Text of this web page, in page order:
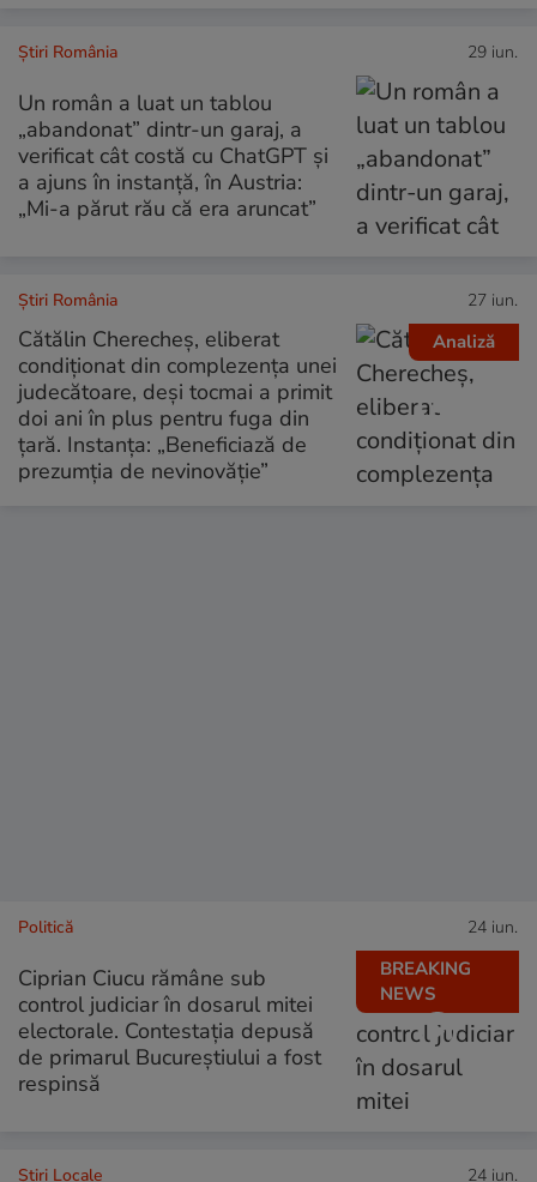
Știri România 29 iun.
Un român a luat un tablou
„abandonat” dintr-un garaj, a
verificat cât costă cu ChatGPT și
a ajuns în instanță, în Austria:
„Mi-a părut rău că era aruncat”
Analiză
Știri România 27 iun.
Cătălin Cherecheș, eliberat
condiționat din complezența unei
judecătoare, deși tocmai a primit
doi ani în plus pentru fuga din
țară. Instanța: „Beneficiază de
prezumția de nevinovăție”
BREAKING
NEWS
Politică 24 iun.
Ciprian Ciucu rămâne sub
control judiciar în dosarul mitei
electorale. Contestația depusă
de primarul Bucureștiului a fost
respinsă
Știri Locale 24 iun.